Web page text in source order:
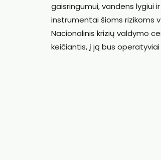
gaisringumui, vandens lygiui
instrumentai šioms rizikoms
Nacionalinis krizių valdymo
keičiantis, į ją bus